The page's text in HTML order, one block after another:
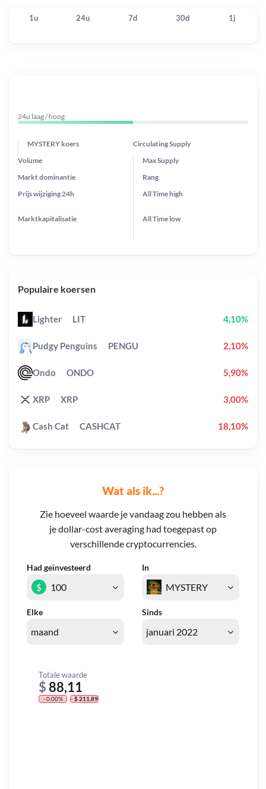
1u 24u 7d 30d 1j
Wat als ik...?
Zie hoeveel waarde je vandaag zou hebben als
je dollar-cost averaging had toegepast op
verschillende cryptocurrencies.
Had geïnvesteerd In
Elke Sinds
$
Totale waarde
$ 88,11
- 0,00% - $ 211,89
24u laag / hoog
MYSTERY koers Circulating Supply
Prijs wijziging 24h
Max Supply
Markt dominantie
Marktkapitalisatie
Volume
Rang
All Timehigh
All Time low
Populaire koersen
Lighter LIT 4,10%
Pudgy Penguins PENGU 2,10%
Ondo ONDO 5,90%
XRP XRP 3,00%
Cash Cat CASHCAT 18,10%